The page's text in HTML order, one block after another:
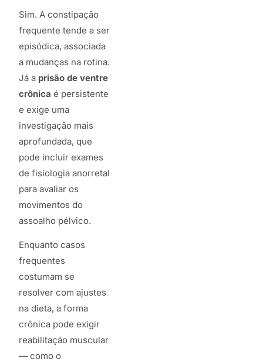
Sim. A constipação
frequente tende a ser
episódica, associada
a mudanças na rotina.
Já a prisão de ventre
crônica é persistente
e exige uma
investigação mais
aprofundada, que
pode incluir exames
de fisiologia anorretal
para avaliar os
movimentos do
assoalho pélvico.
Enquanto casos
frequentes
costumam se
resolver com ajustes
na dieta, a forma
crônica pode exigir
reabilitação muscular
— como o